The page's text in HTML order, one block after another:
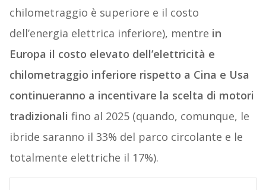
chilometraggio è superiore e il costo
dell’energia elettrica inferiore), mentre in
Europa il costo elevato dell’elettricità e
chilometraggio inferiore rispetto a Cina e Usa
continueranno a incentivare la scelta di motori
tradizionali fino al 2025 (quando, comunque, le
ibride saranno il 33% del parco circolante e le
totalmente elettriche il 17%).